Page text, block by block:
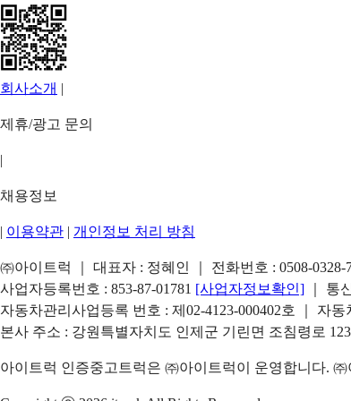
회사소개 |
제휴/광고 문의
|
채용정보
| 이용약관 | 개인정보 처리 방침
㈜아이트럭 ｜ 대표자 : 정혜인 ｜ 전화번호 : 0508-0328-
사업자등록번호 : 853-87-01781 [사업자정보확인]
｜ 통
자동차관리사업등록 번호 : 제02-4123-000402호 ｜ 자
본사 주소 : 강원특별자치도 인제군 기린면 조침령로
아이트럭 인증중고트럭은 ㈜아이트럭이 운영합니다.